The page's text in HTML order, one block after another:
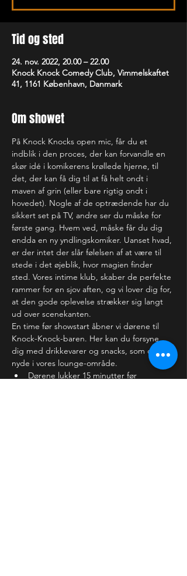
Tid og sted
24. nov. 2022, 20.00 – 22.00
Knock Knock Comedy Club, Vimmelskaftet
41, 1161 København, Danmark
Om showet
På Knock Knocks open mic, får du et
indblik i den proces, der kan forvandle en
skør idé i komikerens krøllede hjerne, til
det, der kan få dig til at få helt ondt i
maven af grin (eller bare rigtig ondt i
hovedet). Nogle af de optrædende har du
sikkert set på TV, andre ser du måske for
første gang. Hvem ved, måske får du dig
endda en ny yndlingskomiker. Uanset hvad,
er der intet der slår følelsen af at være til
stede i det øjeblik, hvor magien finder
sted. Vores intime klub, skaber de perfekte
rammer for en sjov aften, og vi lover dig for,
at den gode oplevelse strækker sig langt
ud over scenekanten.
En time før showstart åbner vi dørene til
Knock-Knock-baren. Her kan du forsyne
dig med drikkevarer og snacks, som du kan
nyde i vores lounge-område.
Dørene lukker 15 minutter før